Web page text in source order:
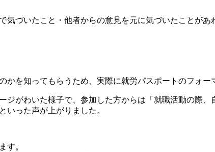
づいたこと・他者からの意見を元に気づいたことが
を知ってもらうため、実際に就労パスポートのフォー
ジがわいた様子で、参加した方からは「就職活動の際
いった声が上がりました。
す。